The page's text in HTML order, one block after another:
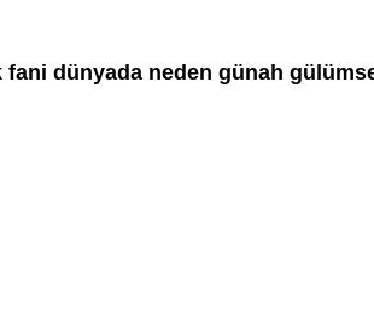
fani dünyada neden günah